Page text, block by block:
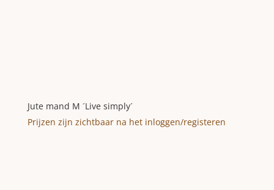
Jute mand M ´Live simply´
Prijzen zijn zichtbaar na het inloggen/registeren